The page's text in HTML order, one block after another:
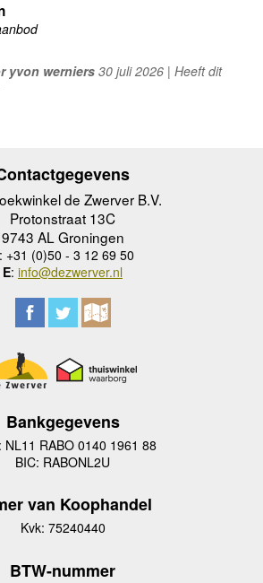
yvon werniers30 juli 2026 | Heeft dit
de Zwerver B.V.
Protonstraat 13C
9743 AL Groningen
: +31 (0)50 - 3 12 69 50
E: info@dezwerver.nl
Bankgegevens
NL11 RABO 0140 1961 88
BIC: RABONL2U
van Koophandel
Kvk: 75240440
BTW-nummer